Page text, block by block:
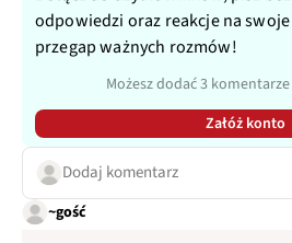
odpowiedzi oraz reakcje na
przegap ważnych rozmów!
Możesz dodać 3
Załóż konto
Dodaj komentarz
~gość